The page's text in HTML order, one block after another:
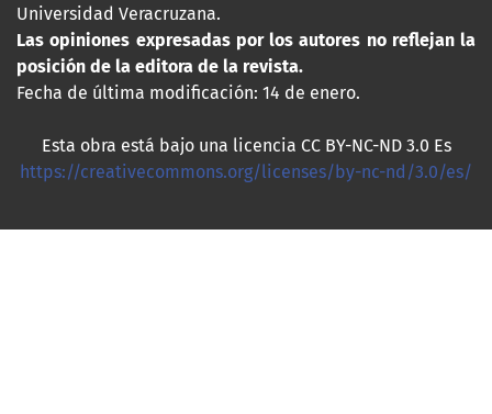
Universidad Veracruzana.
Las opiniones expresadas por los autores no reflejan la
posición de la editora de la revista.
Fecha de última modificación: 14 de enero.
Esta obra está bajo una licencia CC BY-NC-ND 3.0 Es
https://creativecommons.org/licenses/by-nc-nd/3.0/es/